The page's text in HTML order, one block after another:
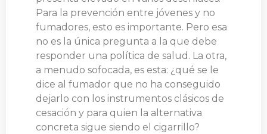
Para la prevención entre jóvenes y no
fumadores, esto es importante. Pero esa
no es la única pregunta a la que debe
responder una política de salud. La otra,
a menudo sofocada, es esta: ¿qué se le
dice al fumador que no ha conseguido
dejarlo con los instrumentos clásicos de
cesación y para quien la alternativa
concreta sigue siendo el cigarrillo?